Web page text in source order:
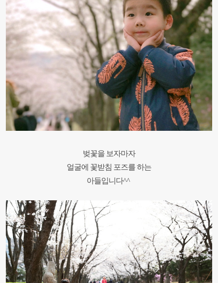
벚꽃을 보자마자
얼굴에 꽃받침 포즈를 하는
아들입니다^^